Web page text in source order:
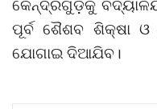
କେନ୍ଦ୍ରଗୁଡ଼ିକୁ
ପୂର୍ବ ଶୈଶବ ଶିକ୍ଷା
ଯୋଗାଇ ଦିଆଯିବ।